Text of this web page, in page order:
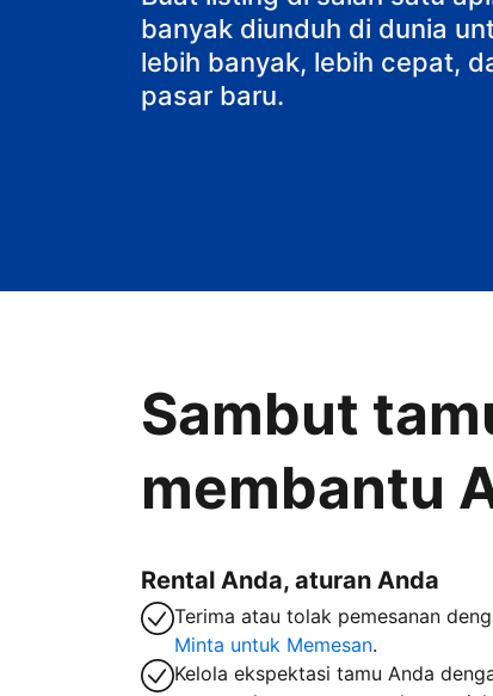
banyak diunduh di dunia
lebih banyak, lebih cepat,
pasar baru.
Sambut
membantu
Rental Anda, aturan Anda
Terima atau tolak pemesanan
Minta untuk Memesan.
Kelola ekspektasi tamu Anda